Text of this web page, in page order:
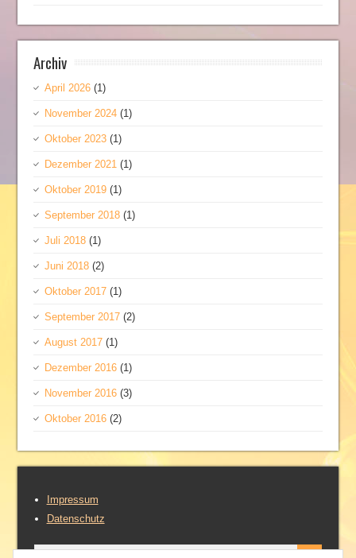
Archiv
April 2026 (1)
November 2024 (1)
Oktober 2023 (1)
Dezember 2021 (1)
Oktober 2019 (1)
September 2018 (1)
Juli 2018 (1)
Juni 2018 (2)
Oktober 2017 (1)
September 2017 (2)
August 2017 (1)
Dezember 2016 (1)
November 2016 (3)
Oktober 2016 (2)
Impressum
Datenschutz